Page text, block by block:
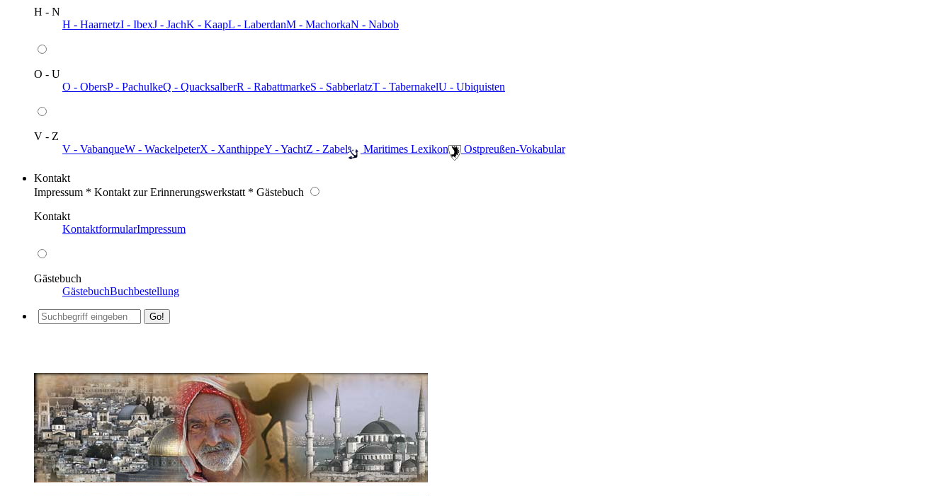
H - N
H - HaarnetzI - IbexJ - JachK - KaapL - LaberdanM - MachorkaN - Nabob
O - U
O - ObersP - PachulkeQ - QuacksalberR - RabattmarkeS - SabberlatzT - TabernakelU - Ubiquisten
V - Z
V - VabanqueW - WackelpeterX - XanthippeY - YachtZ - Zabel ️ Maritimes Lexikon ️ Ostpreußen-Vokabular
Kontakt
Impressum * Kontakt zur Erinnerungswerkstatt * Gästebuch
Kontakt
KontaktformularImpressum
Gästebuch
GästebuchBuchbestellung